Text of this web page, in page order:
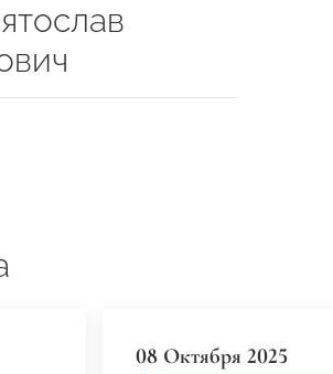
08 Октября 2025